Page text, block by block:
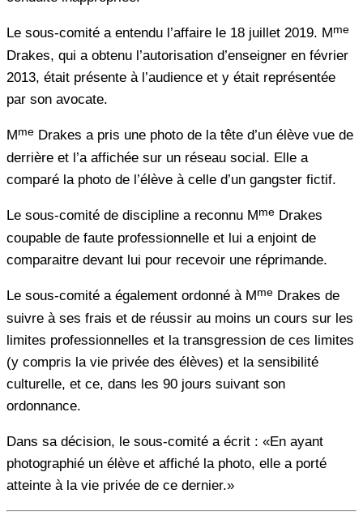
Le sous-comité a entendu l’affaire le 18 juillet 2019. Mme
Drakes, qui a obtenu l’autorisation d’enseigner en février
2013, était présente à l’audience et y était représentée
par son avocate.
Mme Drakes a pris une photo de la tête d’un élève vue de
derrière et l’a affichée sur un réseau social. Elle a
comparé la photo de l’élève à celle d’un gangster fictif.
Le sous-comité de discipline a reconnu Mme Drakes
coupable de faute professionnelle et lui a enjoint de
comparaitre devant lui pour recevoir une réprimande.
Le sous-comité a également ordonné à Mme Drakes de
suivre à ses frais et de réussir au moins un cours sur les
limites professionnelles et la transgression de ces limites
(y compris la vie privée des élèves) et la sensibilité
culturelle, et ce, dans les 90 jours suivant son
ordonnance.
Dans sa décision, le sous-comité a écrit : «En ayant
photographié un élève et affiché la photo, elle a porté
atteinte à la vie privée de ce dernier.»